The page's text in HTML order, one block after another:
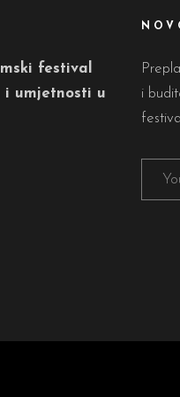
festival
i umjetnosti u
i